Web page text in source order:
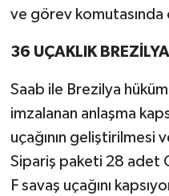
ve görev komutasında
36 UÇAKLIK BREZİLYA
Saab ile Brezilya
imzalanan anlaşma
uçağının geliştirilmesi
Sipariş paketi 28 adet
F savaş uçağını